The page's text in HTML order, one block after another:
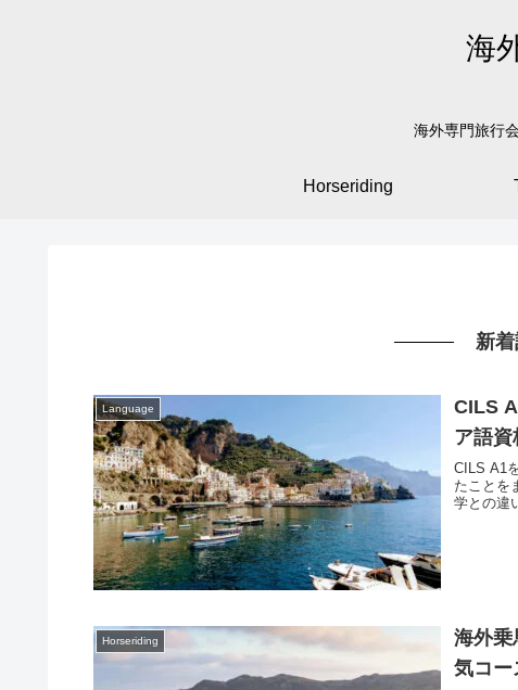
海
海外専門旅行
Horseriding
新
Language
CILS
ア語
CILS A1
たことを
学との違
Horseriding
海外乗
気コー